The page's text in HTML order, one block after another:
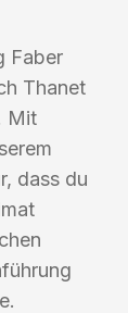
Faber
Thanet
Mit
dass du